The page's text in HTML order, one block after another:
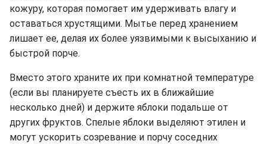
кожуру, которая помогает им удерживать влагу и
оставаться хрустящими. Мытье перед хранением
лишает ее, делая их более уязвимыми к высыханию и
быстрой порче.
Вместо этого храните их при комнатной температуре
(если вы планируете съесть их в ближайшие
несколько дней) и держите яблоки подальше от
других фруктов. Спелые яблоки выделяют этилен и
могут ускорить созревание и порчу соседних